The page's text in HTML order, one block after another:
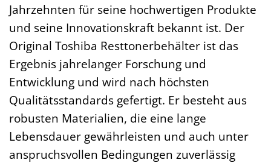
Jahrzehnten für seine hochwertigen Produkte
und seine Innovationskraft bekannt ist. Der
Original Toshiba Resttonerbehälter ist das
Ergebnis jahrelanger Forschung und
Entwicklung und wird nach höchsten
Qualitätsstandards gefertigt. Er besteht aus
robusten Materialien, die eine lange
Lebensdauer gewährleisten und auch unter
anspruchsvollen Bedingungen zuverlässig